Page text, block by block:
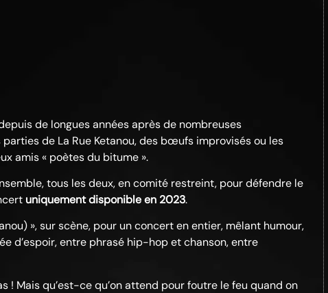
de longues années après de nombreuses
de La Rue Ketanou, des bœufs improvisés ou les
amis « poètes du bitume ».
tous les deux, en comité restreint, pour défendre le
uniquement disponible en 2023.
», sur scène, pour un concert en entier, mêlant humour,
d’espoir, entre phrasé hip-hop et chanson, entre
! Mais qu’est-ce qu’on attend pour foutre le feu quand on